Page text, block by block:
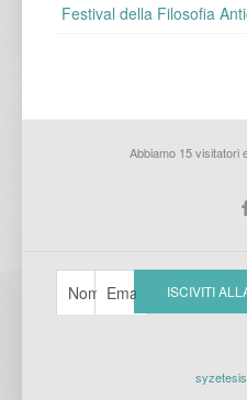
Festival della Filosofia
Abbiamo 15 visitatori